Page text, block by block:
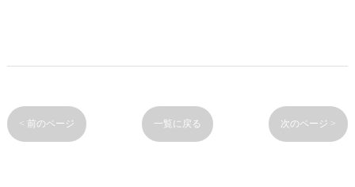
< 前のページ 一覧に戻る 次のページ >